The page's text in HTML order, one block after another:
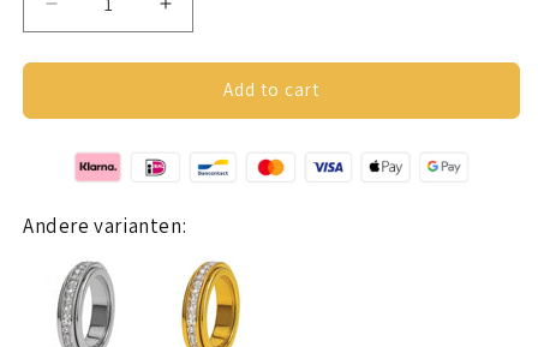
Decrease
quantity
for
ring
rosé
Increase
quantity
for
Anxiety
ring
rosé
Add to cart
Andere varianten: